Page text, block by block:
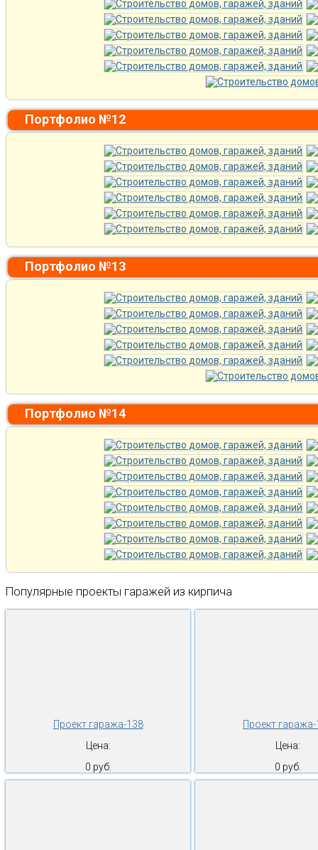
Портфолио №12
Портфолио №13
Портфолио №14
Популярные проекты гаражей из кирпича
Проект гаража-138
Цена:
0 руб.
Проект
Цена:
0 руб.